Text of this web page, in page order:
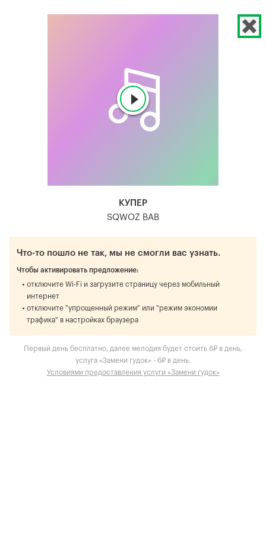
КУПЕР
SQWOZ BAB
Что-то пошло не так, мы не смогли вас узнать.
Чтобы активировать предложение:
отключите Wi-Fi и загрузите страницу через мобильный
интернет
отключите "упрощенный режим" или "режим экономии
трафика" в настройках браузера
Первый день бесплатно, далее мелодия будет стоить 6₽ в день,
услуга «Замени гудок» - 6₽ в день.
Условиями предоставления услуги «Замени гудок»